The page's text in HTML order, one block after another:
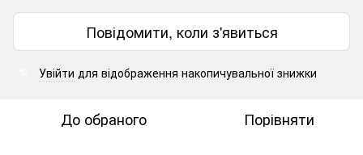
Повідомити, коли з'явиться
Увійти для відображення накопичувальної знижки
До обраного Порівняти